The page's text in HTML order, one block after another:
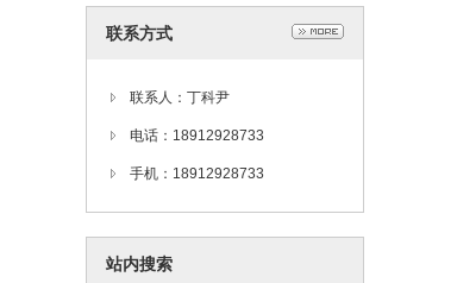
联系方式
联系人：丁科尹
电话：18912928733
手机：18912928733
站内搜索